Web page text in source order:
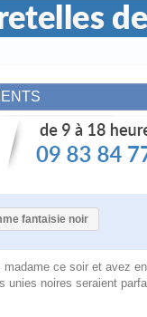
fantaisie noir
ce soir et avez
unies noires seraient